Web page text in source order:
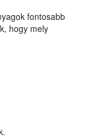
fontosabb
hogy mely